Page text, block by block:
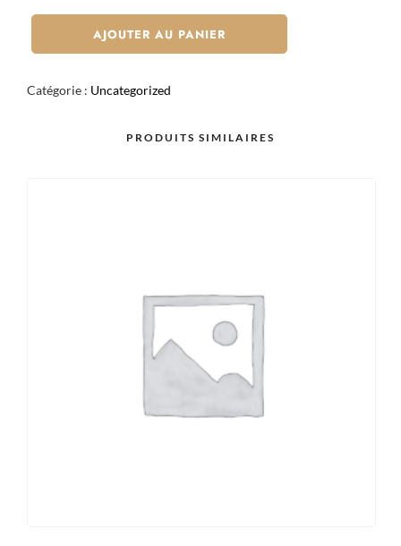
SÉSAME
X2
AJOUTER AU PANIER
Catégorie : Uncategorized
PRODUITS SIMILAIRES